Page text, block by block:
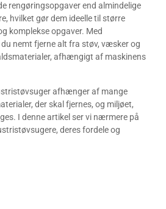
rengøringsopgaver end almindelige
hvilket gør dem ideelle til større
komplekse opgaver. Med
nemt fjerne alt fra støv, væsker og
afhængigt af maskinens
afhænger af mange
der skal fjernes, og miljøet,
I denne artikel ser vi nærmere på
deres fordele og